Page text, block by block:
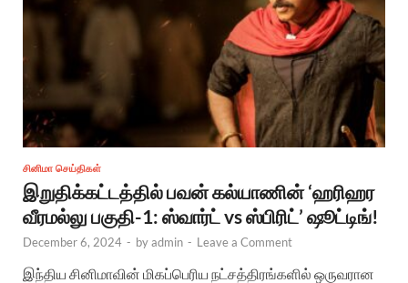
சினிமா செய்திகள்
இறுதிக்கட்டத்தில் பவன் கல்யாணின் ‘ஹரிஹர
வீரமல்லு பகுதி-1: ஸ்வார்ட் vs ஸ்பிரிட்’ ஷூட்டிங்!
December 6, 2024 - byadmin - Leave a Comment
இந்திய சினிமாவின் மிகப்பெரிய நட்சத்திரங்களில் ஒருவரான